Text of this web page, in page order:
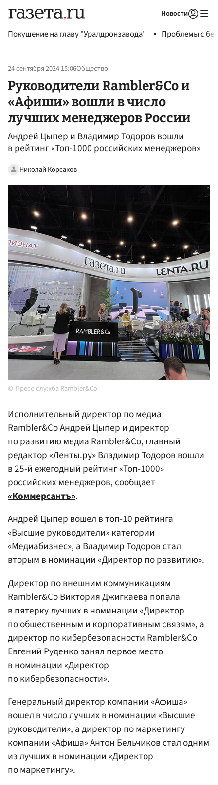
Новости
Покушение на главу "Уралдронзавода" Проблемы с
24 сентября 2024 15:06Общество
Руководители Rambler&Co и
«Афиши» вошли в число
лучших менеджеров России
Андрей Цыпер и Владимир Тодоров вошли
в рейтинг «Топ-1000 российских менеджеров»
Николай Корсаков
Пресс-служба Rambler&Co
Исполнительный директор по медиа
Rambler&Co Андрей Цыпер и директор
по развитию медиа Rambler&Co, главный
редактор «Ленты.ру»Владимир Тодороввошли
в 25-й ежегодный рейтинг «Топ-1000»
российских менеджеров, сообщает
«Коммерсантъ».
Андрей Цыпер вошел в топ-10 рейтинга
«Высшие руководители» категории
«Медиабизнес», а Владимир Тодоров стал
вторым в номинации «Директор по развитию».
Директор по внешним коммуникациям
Rambler&Co Виктория Джигкаева попала
в пятерку лучших в номинации «Директор
по общественным и корпоративным связям», а
директор по кибербезопасности Rambler&Co
Евгений Руденкозанял первое место
в номинации «Директор
по кибербезопасности».
Генеральный директор компании «Афиша»
вошел в число лучших в номинации «Высшие
руководители», а директор по маркетингу
компании «Афиша» Антон Бельчиков стал одним
из лучших в номинации «Директор
по маркетингу».